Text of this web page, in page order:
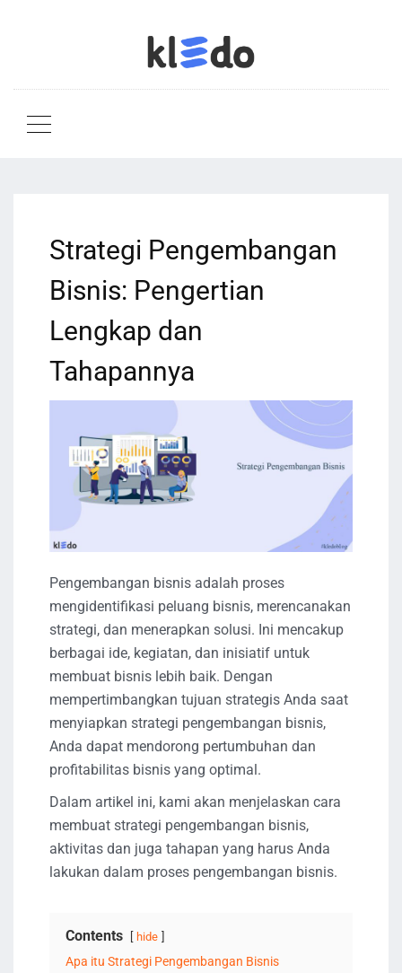
Strategi Pengembangan
Bisnis: Pengertian
Lengkap dan
Tahapannya
Pengembangan bisnis adalah proses
mengidentifikasi peluang bisnis, merencanakan
strategi, dan menerapkan solusi. Ini mencakup
berbagai ide, kegiatan, dan inisiatif untuk
membuat bisnis lebih baik. Dengan
mempertimbangkan tujuan strategis Anda saat
menyiapkan strategi pengembangan bisnis,
Anda dapat mendorong pertumbuhan dan
profitabilitas bisnis yang optimal.
Dalam artikel ini, kami akan menjelaskan cara
membuat strategi pengembangan bisnis,
aktivitas dan juga tahapan yang harus Anda
lakukan dalam proses pengembangan bisnis.
Contents hide
Apa itu Strategi Pengembangan Bisnis